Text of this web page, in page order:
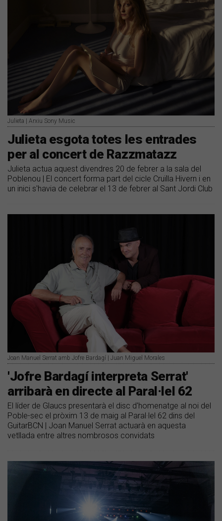
Julieta | Arxiu Sony Music
Julieta esgota totes les entrades
per al concert de Razzmatazz
Julieta actua aquest divendres 20 de febrer a la sala del
Poblenou | El concert forma part del cicle Cruïlla Hivern i en
un inici s'havia de celebrar el 13 de febrer al Sant Jordi Club
Joan Manuel Serrat amb Jofre Bardagí | Juan Miguel Morales
'Jofre Bardagí interpreta Serrat'
arribarà en directe al Paral·lel 62
El líder de Glaucs presentarà el disc d'homenatge al noi del
Poble-sec el pròxim 13 de maig al Paral·lel 62 dins del
GuitarBCN | Joan Manuel Serrat actuarà en aquesta
vetllada entre altres nombrosos convidats